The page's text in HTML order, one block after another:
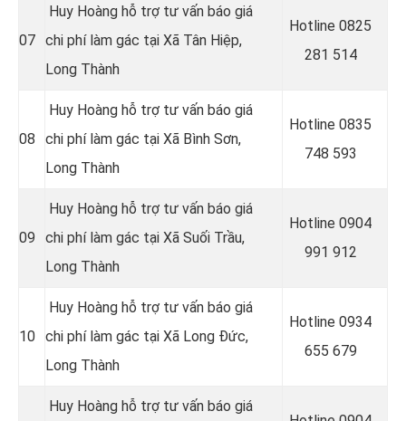
07
Huy Hoàng hỗ trợ tư vấn báo giá
chi phí làm gác tại Xã Tân Hiệp,
Long Thành
Hotline 0825
281 514
08
Huy Hoàng hỗ trợ tư vấn báo giá
chi phí làm gác tại Xã Bình Sơn,
Long Thành
Hotline 0835
748 593
09
Huy Hoàng hỗ trợ tư vấn báo giá
chi phí làm gác tại Xã Suối Trầu,
Long Thành
Hotline 0904
991 912
10
Huy Hoàng hỗ trợ tư vấn báo giá
chi phí làm gác tại Xã Long Đức,
Long Thành
Hotline 0934
655 679
Huy Hoàng hỗ trợ tư vấn báo giá